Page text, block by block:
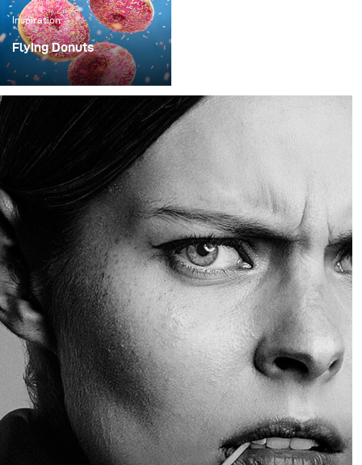
Inspiration
Flying Donuts
Pour élargir mon
portefeuille et aussi pour
développer mes propres
compétences, les
projets libres et créatifs
font partie intégrante de
mon entreprise. C'est
ainsi qu'est née cette
série dont le titre
provisoire est "Flying
Donuts".